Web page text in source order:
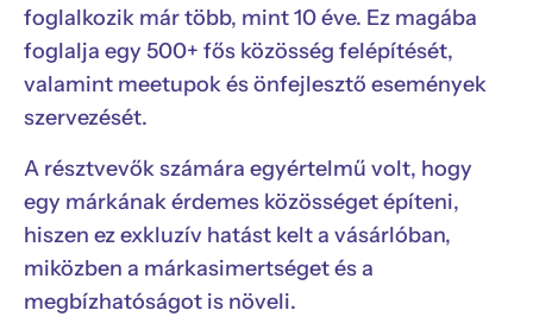
foglalkozik már több, mint 10 éve. Ez magába
foglalja egy 500+ fős közösség felépítését,
valamint meetupok és önfejlesztő események
szervezését.
A résztvevők számára egyértelmű volt, hogy
egy márkának érdemes közösséget építeni,
hiszen ez exkluzív hatást kelt a vásárlóban,
miközben a márkasimertséget és a
megbízhatóságot is növeli.